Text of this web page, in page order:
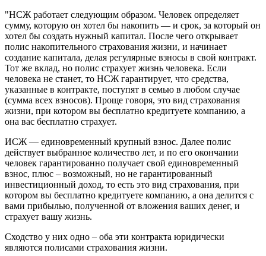
"НСЖ работает следующим образом. Человек определяет
сумму, которую он хотел бы накопить — и срок, за который он
хотел бы создать нужный капитал. После чего открывает
полис накопительного страхования жизни, и начинает
создание капитала, делая регулярные взносы в свой контракт.
Тот же вклад, но полис страхует жизнь человека. Если
человека не станет, то НСЖ гарантирует, что средства,
указанные в контракте, поступят в семью в любом случае
(сумма всех взносов). Проще говоря, это вид страхования
жизни, при котором вы бесплатно кредитуете компанию, а
она вас бесплатно страхует.
ИСЖ — единовременный крупный взнос. Далее полис
действует выбранное количество лет, и по его окончании
человек гарантированно получает свой единовременный
взнос, плюс – возможный, но не гарантированный
инвестиционный доход, то есть это вид страхования, при
котором вы бесплатно кредитуете компанию, а она делится с
вами прибылью, полученной от вложения ваших денег, и
страхует вашу жизнь.
Сходство у них одно – оба эти контракта юридически
являются полисами страхования жизни.